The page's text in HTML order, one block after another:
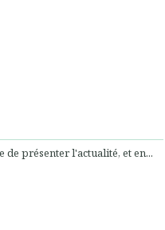
de présenter l'actualité, et en...